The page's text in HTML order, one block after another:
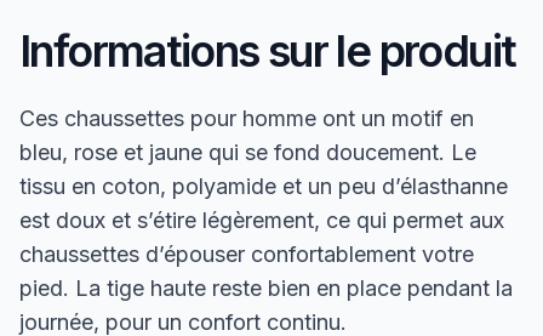
Informations sur le produit
Ces chaussettes pour homme ont un motif en
bleu, rose et jaune qui se fond doucement. Le
tissu en coton, polyamide et un peu d’élasthanne
est doux et s’étire légèrement, ce qui permet aux
chaussettes d’épouser confortablement votre
pied. La tige haute reste bien en place pendant la
journée, pour un confort continu.